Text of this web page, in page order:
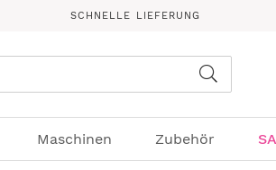
SCHNELLE LIEFERUNG
Maschinen Zubehör